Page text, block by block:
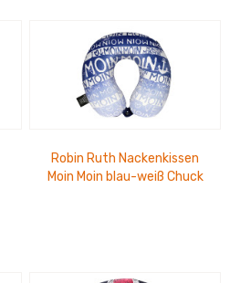
Robin Ruth Nackenkissen
Moin Moin blau-weiß Chuck